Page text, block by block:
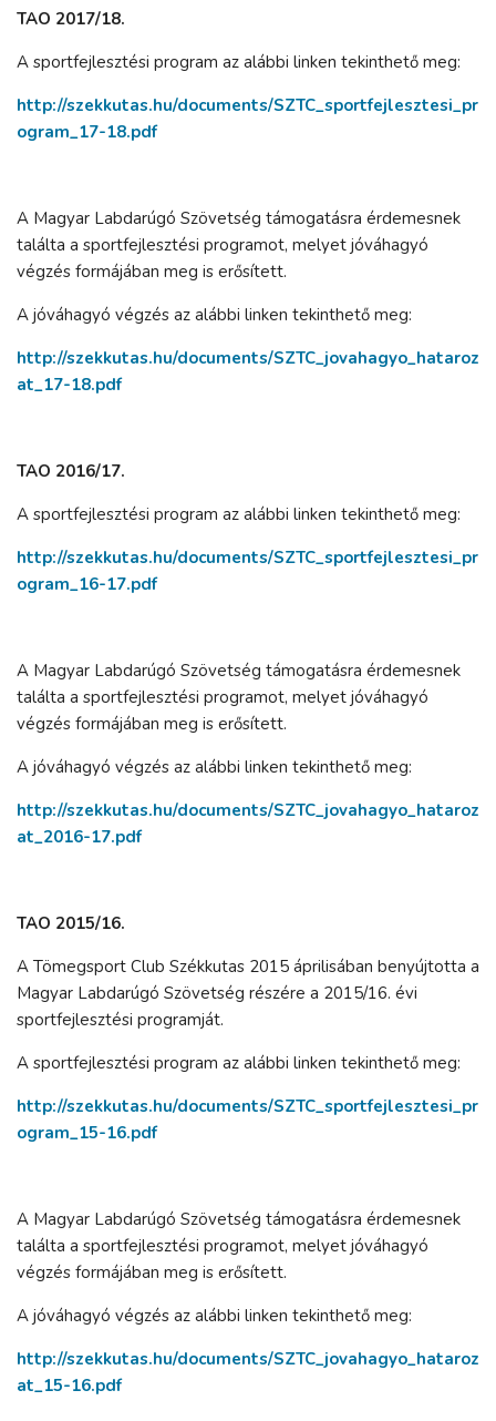
TAO 2017/18.
A sportfejlesztési program az alábbi linken tekinthető meg:
http://szekkutas.hu/documents/SZTC_sportfejlesztesi_pr
ogram_17-18.pdf
A Magyar Labdarúgó Szövetség támogatásra érdemesnek
találta a sportfejlesztési programot, melyet jóváhagyó
végzés formájában meg is erősített.
A jóváhagyó végzés az alábbi linken tekinthető meg:
http://szekkutas.hu/documents/SZTC_jovahagyo_hataroz
at_17-18.pdf
TAO 2016/17.
A sportfejlesztési program az alábbi linken tekinthető meg:
http://szekkutas.hu/documents/SZTC_sportfejlesztesi_pr
ogram_16-17.pdf
A Magyar Labdarúgó Szövetség támogatásra érdemesnek
találta a sportfejlesztési programot, melyet jóváhagyó
végzés formájában meg is erősített.
A jóváhagyó végzés az alábbi linken tekinthető meg:
http://szekkutas.hu/documents/SZTC_jovahagyo_hataroz
at_2016-17.pdf
TAO 2015/16.
A Tömegsport Club Székkutas 2015 áprilisában benyújtotta a
Magyar Labdarúgó Szövetség részére a 2015/16. évi
sportfejlesztési programját.
A sportfejlesztési program az alábbi linken tekinthető meg:
http://szekkutas.hu/documents/SZTC_sportfejlesztesi_pr
ogram_15-16.pdf
A Magyar Labdarúgó Szövetség támogatásra érdemesnek
találta a sportfejlesztési programot, melyet jóváhagyó
végzés formájában meg is erősített.
A jóváhagyó végzés az alábbi linken tekinthető meg:
http://szekkutas.hu/documents/SZTC_jovahagyo_hataroz
at_15-16.pdf